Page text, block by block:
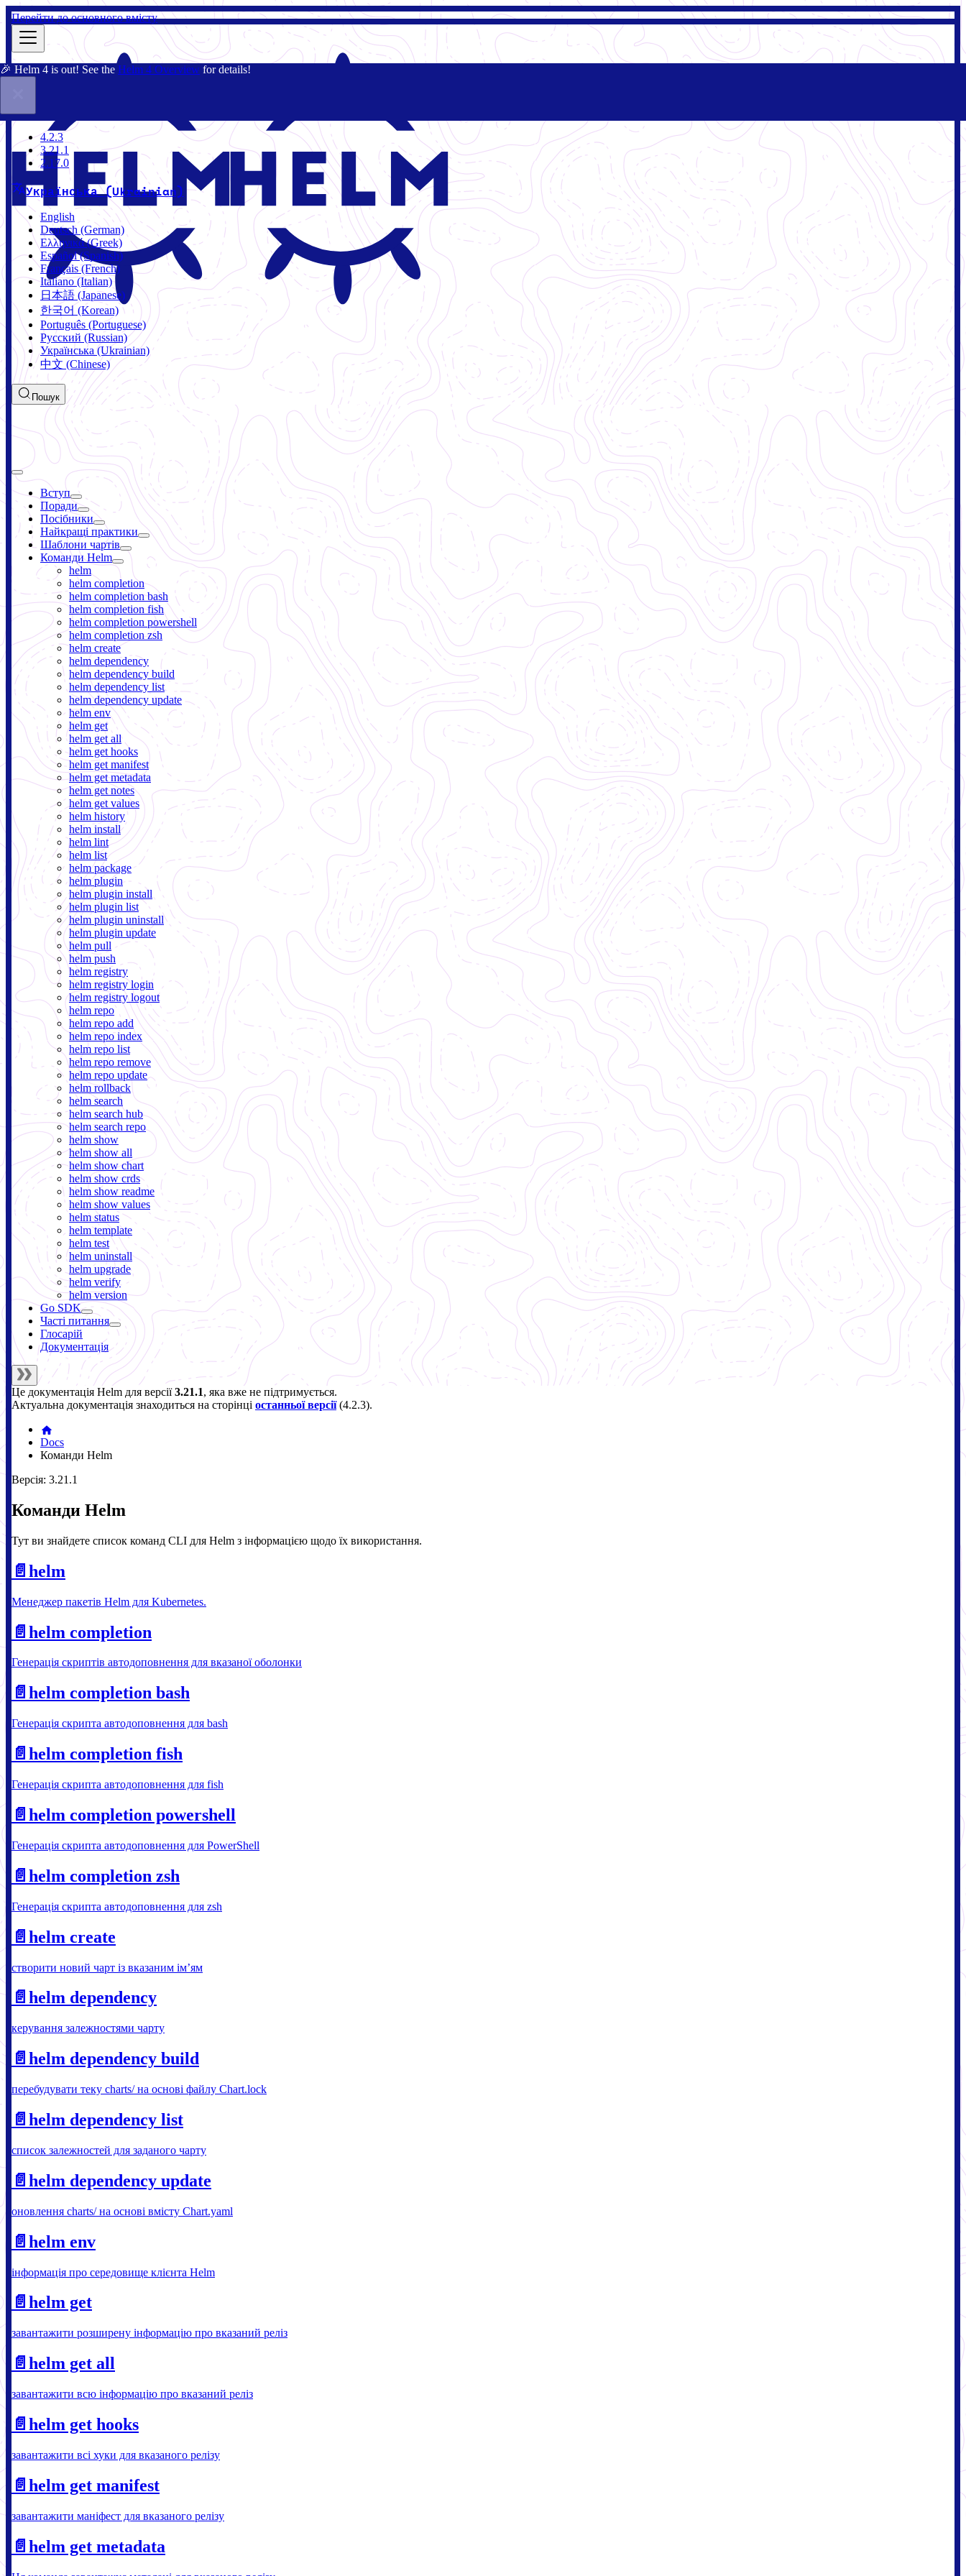
Перейти до основного вмісту
🎉 Helm 4 is out! See the Helm 4 Overview for details!
3.21.1
4.2.3
3.21.1
2.17.0
Українська (Ukrainian)
English
Deutsch (German)
Ελληνικά (Greek)
Español (Spanish)
Français (French)
Italiano (Italian)
日本語 (Japanese)
한국어 (Korean)
Português (Portuguese)
Русский (Russian)
Українська (Ukrainian)
中文 (Chinese)
Пошук
Вступ
Поради
Посібники
Найкращі практики
Шаблони чартів
Команди Helm
helm
helm completion
helm completion bash
helm completion fish
helm completion powershell
helm completion zsh
helm create
helm dependency
helm dependency build
helm dependency list
helm dependency update
helm env
helm get
helm get all
helm get hooks
helm get manifest
helm get metadata
helm get notes
helm get values
helm history
helm install
helm lint
helm list
helm package
helm plugin
helm plugin install
helm plugin list
helm plugin uninstall
helm plugin update
helm pull
helm push
helm registry
helm registry login
helm registry logout
helm repo
helm repo add
helm repo index
helm repo list
helm repo remove
helm repo update
helm rollback
helm search
helm search hub
helm search repo
helm show
helm show all
helm show chart
helm show crds
helm show readme
helm show values
helm status
helm template
helm test
helm uninstall
helm upgrade
helm verify
helm version
Go SDK
Часті питання
Глосарій
Документація
Це документація Helm для версії3.21.1, яка вже не підтримується.
Актуальна документація знаходиться на сторінці останньої версії(4.2.3).
Docs
Команди Helm
Версія: 3.21.1
Команди Helm
Тут ви знайдете список команд CLI для Helm з інформацією щодо їх використання.
📄️ helm
Менеджер пакетів Helm для Kubernetes.
📄️ helm completion
Генерація скриптів автодоповнення для вказаної оболонки
📄️ helm completion bash
Генерація скрипта автодоповнення для bash
📄️ helm completion fish
Генерація скрипта автодоповнення для fish
📄️ helm completion powershell
Генерація скрипта автодоповнення для PowerShell
📄️ helm completion zsh
Генерація скрипта автодоповнення для zsh
📄️ helm create
створити новий чарт із вказаним імʼям
📄️ helm dependency
керування залежностями чарту
📄️ helm dependency build
перебудувати теку charts/ на основі файлу Chart.lock
📄️ helm dependency list
список залежностей для заданого чарту
📄️ helm dependency update
оновлення charts/ на основі вмісту Chart.yaml
📄️ helm env
інформація про середовище клієнта Helm
📄️ helm get
завантажити розширену інформацію про вказаний реліз
📄️ helm get all
завантажити всю інформацію про вказаний реліз
📄️ helm get hooks
завантажити всі хуки для вказаного релізу
📄️ helm get manifest
завантажити маніфест для вказаного релізу
📄️ helm get metadata